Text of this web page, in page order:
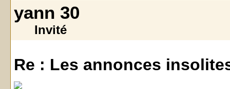
yann 30
Invité
Re : Les annonces